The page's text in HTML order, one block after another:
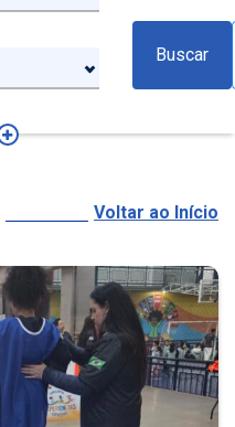
Buscar
Voltar ao Início